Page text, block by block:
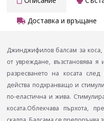
Доставка и връщане
Джинджифилов балсам за коса,
от увреждане, възстановява
разресването на косата
действа подхранващо и
по-еластична и жива.
косата.Облекчава пърхота,